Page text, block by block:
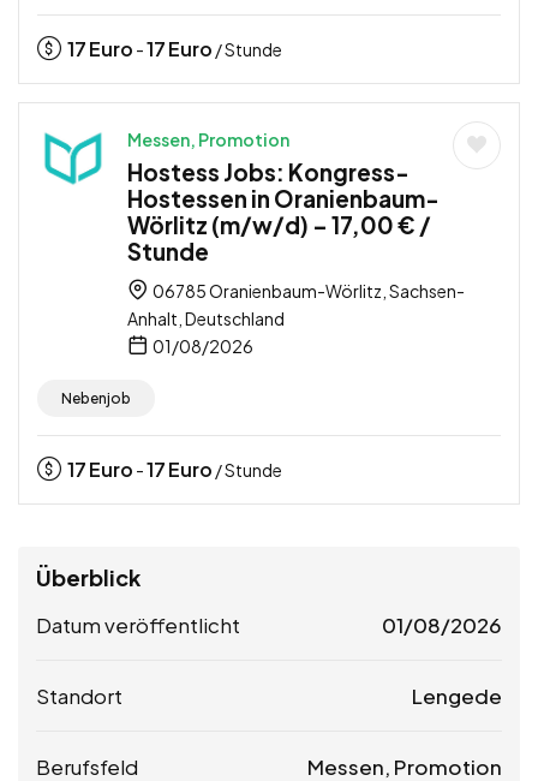
17Euro -17Euro / Stunde
Messen, Promotion
Hostess Jobs: Kongress-
Hostessen in Oranienbaum-
Wörlitz (m/w/d) – 17,00 € /
Stunde
06785 Oranienbaum-Wörlitz, Sachsen-
Anhalt, Deutschland
01/08/2026
Nebenjob
17Euro -17Euro / Stunde
Überblick
Datum veröffentlicht 01/08/2026
Standort Lengede
Berufsfeld Messen, Promotion